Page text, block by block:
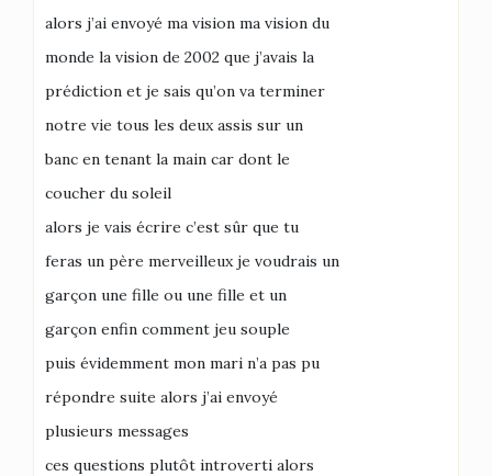
alors j’ai envoyé ma vision ma vision du
monde la vision de 2002 que j’avais la
prédiction et je sais qu’on va terminer
notre vie tous les deux assis sur un
banc en tenant la main car dont le
coucher du soleil
alors je vais écrire c’est sûr que tu
feras un père merveilleux je voudrais un
garçon une fille ou une fille et un
garçon enfin comment jeu souple
puis évidemment mon mari n’a pas pu
répondre suite alors j’ai envoyé
plusieurs messages
ces questions plutôt introverti alors